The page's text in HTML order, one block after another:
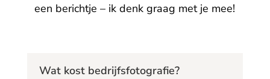
een berichtje – ik denk graag met je mee!
Wat kost bedrijfsfotografie?